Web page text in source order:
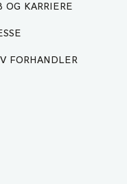
OG KARRIERE
FORHANDLER